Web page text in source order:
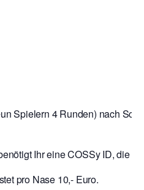
Spielern 4 Runden) nach
Ihr eine COSSy ID, die
pro Nase 10,- Euro.